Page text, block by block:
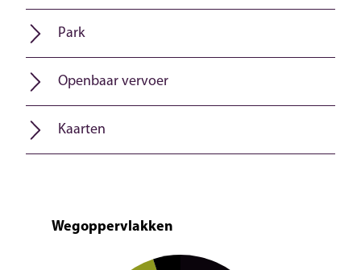
Park
Openbaar vervoer
Kaarten
Wegoppervlakken